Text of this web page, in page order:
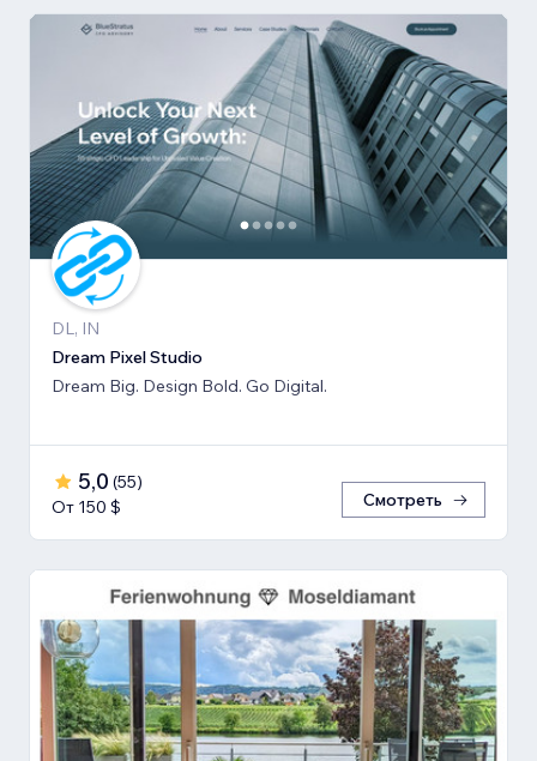
DL, IN
Dream Pixel Studio
Dream Big. Design Bold. Go Digital.
5,0 (55)
От 150 $
Смотреть